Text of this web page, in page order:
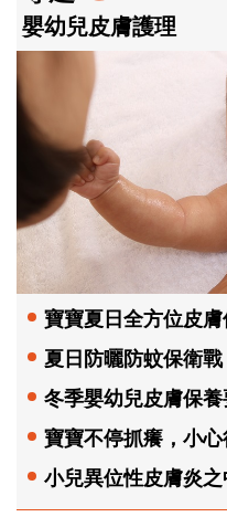
嬰幼兒皮膚護理
寶寶夏日全方位皮
夏日防曬防蚊保衛戰
冬季嬰幼兒皮膚保
寶寶不停抓癢，小
小兒異位性皮膚炎